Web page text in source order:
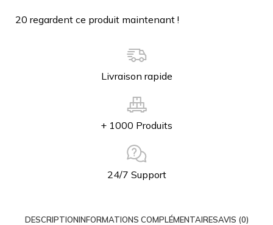
20 regardent ce produit maintenant !
Livraison rapide
+ 1000 Produits
24/7 Support
DESCRIPTIONINFORMATIONS COMPLÉMENTAIRESAVIS (0)